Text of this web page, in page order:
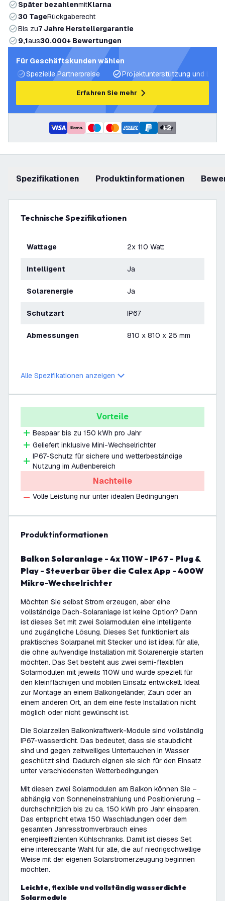
Später bezahlenmitKlarna
30 TageRückgaberecht
Bis zu7 Jahre Herstellergarantie
9,1aus30.000+ Bewertungen
Für Geschäftskunden wählen
Spezielle Partnerpreise
Projektunterstützung und
Erfahren Sie mehr
+2
Spezifikationen Produktinformationen
Technische Spezifikationen
Wattage 2x 110 Watt
Intelligent Ja
Solarenergie Ja
Schutzart IP67
Abmessungen 810 x 810 x 25 mm
Alle Spezifikationen anzeigen
Vorteile
Bespaar bis zu 150 kWh pro Jahr
Geliefert inklusive Mini-Wechselrichter
IP67-Schutz für sichere und wetterbeständige
Nutzung im Außenbereich
Nachteile
Volle Leistung nur unter idealen Bedingungen
Produktinformationen
Balkon Solaranlage - 4x 110W - IP67 - Plug &
Play - Steuerbar über die Calex App - 400W
Mikro-Wechselrichter
Möchten Sie selbst Strom erzeugen, aber eine
vollständige Dach-Solaranlage ist keine Option? Dann
ist dieses Set mit zwei Solarmodulen eine intelligente
und zugängliche Lösung. Dieses Set funktioniert als
praktisches Solarpanel mit Stecker und ist ideal für alle,
die ohne aufwendige Installation mit Solarenergie starten
möchten. Das Set besteht aus zwei semi-flexiblen
Solarmodulen mit jeweils 110W und wurde speziell für
den kleinflächigen und mobilen Einsatz entwickelt. Ideal
zur Montage an einem Balkongeländer, Zaun oder an
einem anderen Ort, an dem eine feste Installation nicht
möglich oder nicht gewünscht ist.
Die Solarzellen Balkonkraftwerk-Module sind vollständig
IP67-wasserdicht. Das bedeutet, dass sie staubdicht
sind und gegen zeitweiliges Untertauchen in Wasser
geschützt sind. Dadurch eignen sie sich für den Einsatz
unter verschiedensten Wetterbedingungen.
Mit diesen zwei Solarmodulen am Balkon können Sie –
abhängig von Sonneneinstrahlung und Positionierung –
durchschnittlich bis zu ca. 150 kWh pro Jahr einsparen.
Das entspricht etwa 150 Waschladungen oder dem
gesamten Jahresstromverbrauch eines
energieeffizienten Kühlschranks. Damit ist dieses Set
eine interessante Wahl für alle, die auf niedrigschwellige
Weise mit der eigenen Solarstromerzeugung beginnen
möchten.
Leichte, flexible und vollständig wasserdichte
Solarmodule